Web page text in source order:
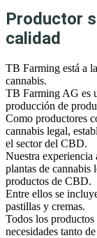
Productor
calidad
TB Farming está a
cannabis.
TB Farming AG es
producción de
Como productores
cannabis legal,
el sector del CBD.
Nuestra experiencia
plantas de cannabis
productos de CBD.
Entre ellos se
pastillas y cremas.
Todos los productos
necesidades tanto